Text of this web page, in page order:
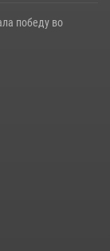
победу во